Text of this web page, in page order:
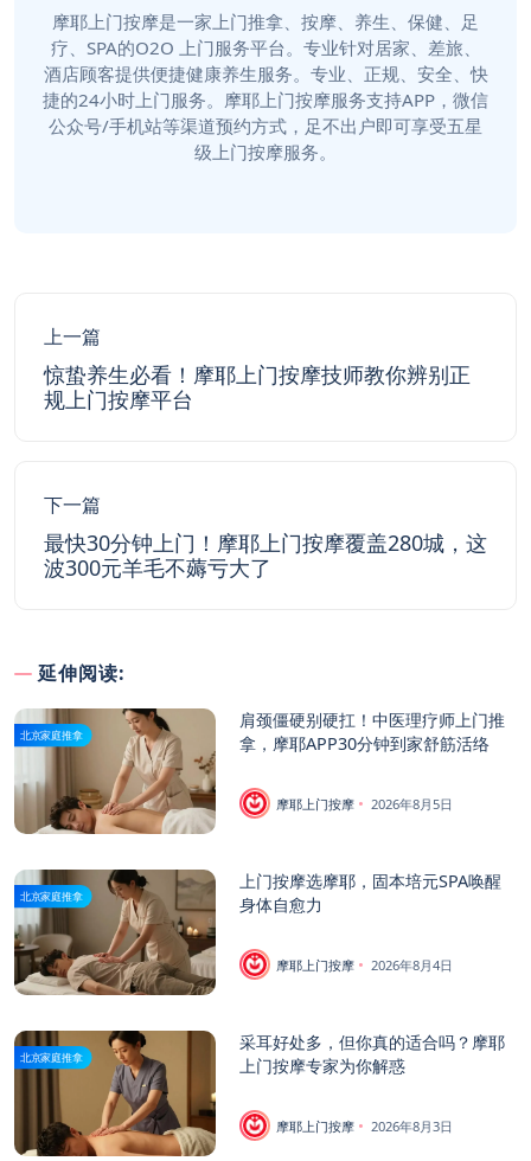
摩耶上门按摩是一家上门推拿、按摩、养生、保健、足
疗、SPA的O2O 上门服务平台。专业针对居家、差旅、
酒店顾客提供便捷健康养生服务。专业、正规、安全、快
捷的24小时上门服务。摩耶上门按摩服务支持APP，微信
公众号/手机站等渠道预约方式，足不出户即可享受五星
级上门按摩服务。
上一篇
惊蛰养生必看！摩耶上门按摩技师教你辨别正
规上门按摩平台
下一篇
最快30分钟上门！摩耶上门按摩覆盖280城，这
波300元羊毛不薅亏大了
延伸阅读:
北京家庭推拿
肩颈僵硬别硬扛！中医理疗师上门推
拿，摩耶APP30分钟到家舒筋活络
摩耶上门按摩 2026年8月5日
北京家庭推拿
上门按摩选摩耶，固本培元SPA唤醒
身体自愈力
摩耶上门按摩 2026年8月4日
北京家庭推拿
采耳好处多，但你真的适合吗？摩耶
上门按摩专家为你解惑
摩耶上门按摩 2026年8月3日